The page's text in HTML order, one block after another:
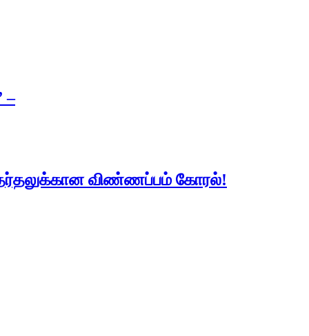
–
தேர்தலுக்கான விண்ணப்பம் கோரல்!